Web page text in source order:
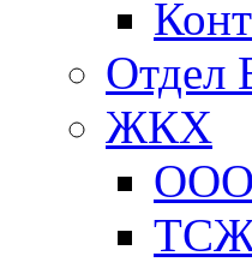
Отдел
ЖКХ
ООО
ТСЖ